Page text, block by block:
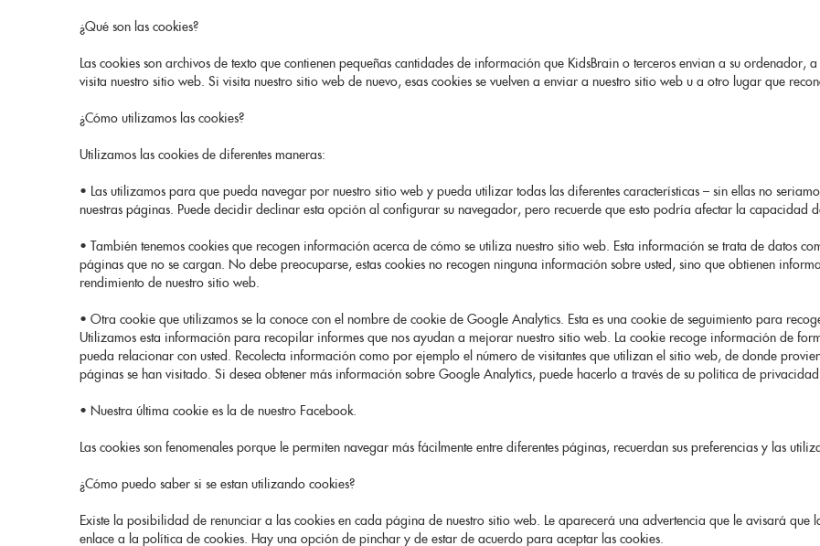
¿Qué son las cookies?
Las cookies son archivos de texto que contienen pequeñas cantidades de información que KidsBrain o terceros envian a su
visita nuestro sitio web. Si visita nuestro sitio web de nuevo, esas cookies se vuelven a enviar a nuestro sitio web u a otro lugar que
¿Cómo utilizamos las cookies?
Utilizamos las cookies de diferentes maneras:
• Las utilizamos para que pueda navegar por nuestro sitio web y pueda utilizar todas las diferentes características – sin ellas no
nuestras páginas. Puede decidir declinar esta opción al configurar su navegador, pero recuerde que esto podría afectar la capacidad
• También tenemos cookies que recogen información acerca de cómo se utiliza nuestro sitio web. Esta información se trata de datos
páginas que no se cargan. No debe preocuparse, estas cookies no recogen ninguna información sobre usted, sino que obtienen
rendimiento de nuestro sitio web.
• Otra cookie que utilizamos se la conoce con el nombre de cookie de Google Analytics. Esta es una cookie de seguimiento para
Utilizamos esta información para recopilar informes que nos ayudan a mejorar nuestro sitio web. La cookie recoge información de
pueda relacionar con usted. Recolecta información como por ejemplo el número de visitantes que utilizan el sitio web, de donde
páginas se han visitado. Si desea obtener más información sobre Google Analytics, puede hacerlo a través de su política de
• Nuestra última cookie es la de nuestro Facebook.
Las cookies son fenomenales porque le permiten navegar más fácilmente entre diferentes páginas, recuerdan sus preferencias y las
¿Cómo puedo saber si se estan utilizando cookies?
Existe la posibilidad de renunciar a las cookies en cada página de nuestro sitio web. Le aparecerá una advertencia que le avisará
enlace a la política de cookies. Hay una opción de pinchar y de estar de acuerdo para aceptar las cookies.